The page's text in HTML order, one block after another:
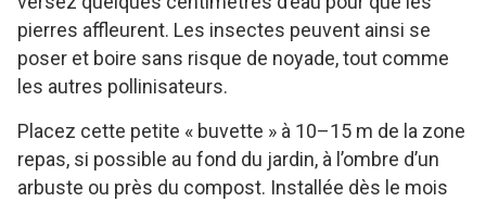
pierres affleurent. Les insectes peuvent ainsi se
poser et boire sans risque de noyade, tout comme
les autres pollinisateurs.
Placez cette petite « buvette » à 10–15 m de la zone
repas, si possible au fond du jardin, à l’ombre d’un
arbuste ou près du compost. Installée dès le mois